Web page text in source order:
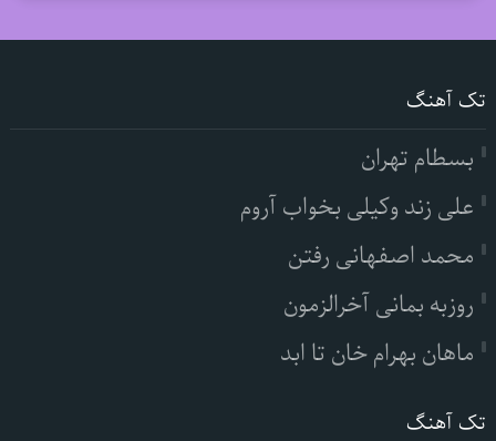
تک آهنگ
بسطام تهران
علی زند وکیلی بخواب آروم
محمد اصفهانی رفتن
روزبه بمانی آخرالزمون
ماهان بهرام خان تا ابد
تک آهنگ